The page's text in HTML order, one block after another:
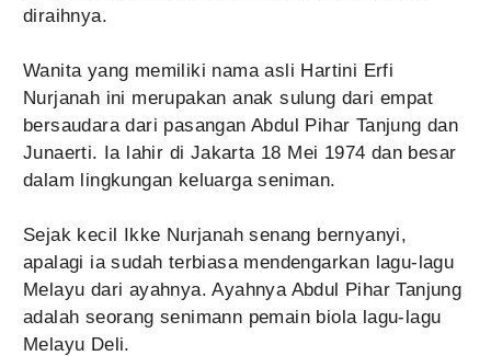
diraihnya.
Wanita yang memiliki nama asli Hartini Erfi
Nurjanah ini merupakan anak sulung dari empat
bersaudara dari pasangan Abdul Pihar Tanjung dan
Junaerti. Ia lahir di Jakarta 18 Mei 1974 dan besar
dalam lingkungan keluarga seniman.
Sejak kecil Ikke Nurjanah senang bernyanyi,
apalagi ia sudah terbiasa mendengarkan lagu-lagu
Melayu dari ayahnya. Ayahnya Abdul Pihar Tanjung
adalah seorang senimann pemain biola lagu-lagu
Melayu Deli.